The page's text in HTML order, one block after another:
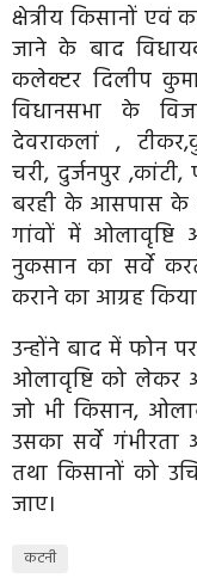
क्षेत्रीय किसानों एवं
जाने के बाद
कलेक्टर दिलीप
विधानसभा के
देवराकलां ,
चरी, दुर्जनपुर
बरही के आसपास के
गांवों में
नुकसान का सर्वे
कराने का आग्रह
उन्होंने बाद में फोन
ओलावृष्टि को लेकर
जो भी किसान,
उसका सर्वे
तथा किसानों को
जाए।
कटनी